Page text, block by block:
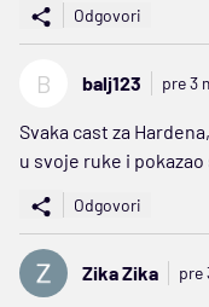
Odgovori
B balj123 pre 3
Svaka cast za
u svoje ruke i pokazao
Odgovori
Zika Zika pre